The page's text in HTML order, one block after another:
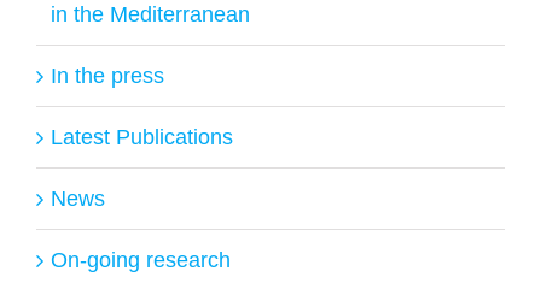
in the Mediterranean
In the press
Latest Publications
News
On-going research